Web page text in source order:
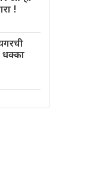
!
धक्का